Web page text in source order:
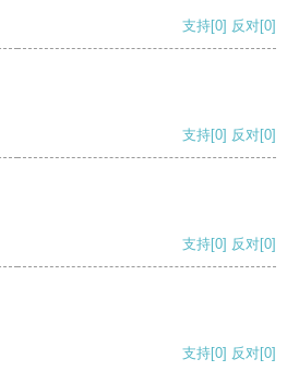
支持[0] 反对[0]
支持[0] 反对[0]
支持[0] 反对[0]
支持[0] 反对[0]